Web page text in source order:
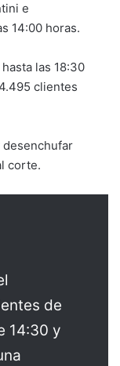
e
14:00 horas.
las 18:30
clientes
desenchufar
corte.
de
14:30 y